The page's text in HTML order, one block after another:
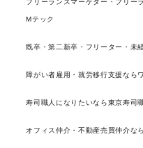
フリーランスマーケター・フリー
Mテック
既卒・第二新卒・フリーター・未
障がい者雇用・就労移行支援なら
寿司職人になりたいなら東京寿司
オフィス仲介・不動産売買仲介な